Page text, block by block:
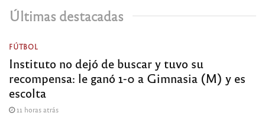
Últimas destacadas
FÚTBOL
Instituto no dejó de buscar y tuvo su
recompensa: le ganó 1-0 a Gimnasia (M) y es
escolta
11 horas atrás